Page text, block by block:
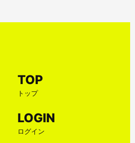
TOP
トップ
LOGIN
ログイン